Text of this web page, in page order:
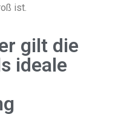
ist.
gilt die
ideale